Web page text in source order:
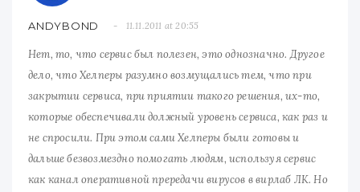
ANDYBOND 11.11.2011 at 20:55
Нет, то, что сервис был полезен, это однозначно. Другое
дело, что Хелперы разумно возмущались тем, что при
закрытии сервиса, при приятии такого решения, их-то,
которые обеспечивали должный уровень сервиса, как раз и
не спросили. При этом сами Хелперы были готовы и
дальше безвозмездно помогать людям, используя сервис
как канал оперативной прередачи вирусов в вирлаб ЛК. Но